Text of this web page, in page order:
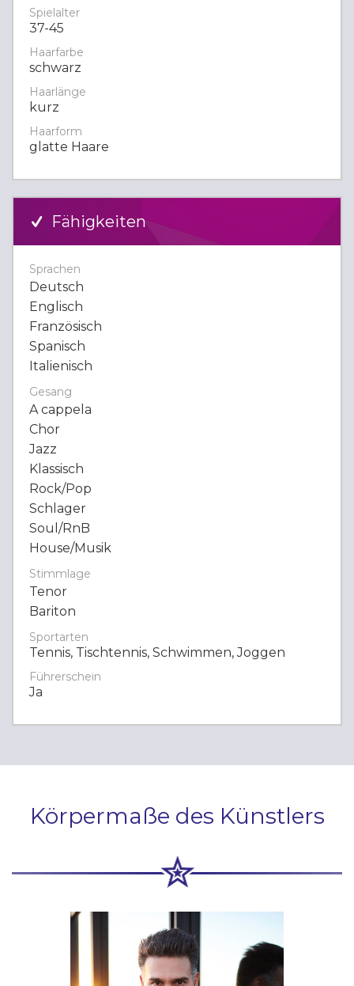
Spielalter
37-45
Haarfarbe
schwarz
Haarlänge
kurz
Haarform
glatte Haare
Fähigkeiten
Sprachen
Deutsch
Englisch
Französisch
Spanisch
Italienisch
Gesang
A cappela
Chor
Jazz
Klassisch
Rock/Pop
Schlager
Soul/RnB
House/Musik
Stimmlage
Tenor
Bariton
Sportarten
Tennis, Tischtennis, Schwimmen, Joggen
Führerschein
Ja
Körpermaße des Künstlers